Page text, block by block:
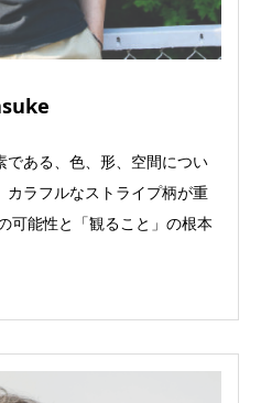
である、色、形、空間につい
ラフルなストライプ柄が重
可能性と「観ること」の根本